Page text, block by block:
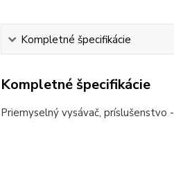
Kompletné špecifikácie
Kompletné špecifikácie
Priemyselný vysávač, príslušenstvo -